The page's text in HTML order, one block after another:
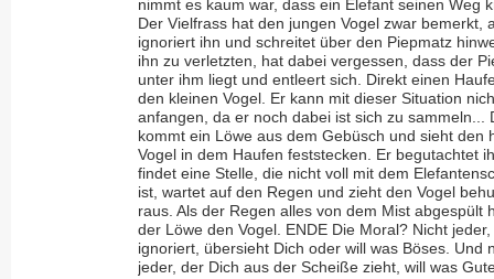
nimmt es kaum war, dass ein Elefant seinen Weg
Der Vielfrass hat den jungen Vogel zwar bemerkt,
ignoriert ihn und schreitet über den Piepmatz
ihn zu verletzten, hat dabei vergessen, dass der
unter ihm liegt und entleert sich. Direkt einen
den kleinen Vogel. Er kann mit dieser Situation
anfangen, da er noch dabei ist sich zu sammeln...
kommt ein Löwe aus dem Gebüsch und sieht den
Vogel in dem Haufen feststecken. Er begutachtet
findet eine Stelle, die nicht voll mit dem
ist, wartet auf den Regen und zieht den Vogel
raus. Als der Regen alles von dem Mist abgespült
der Löwe den Vogel. ENDE Die Moral? Nicht
ignoriert, übersieht Dich oder will was Böses. Und
jeder, der Dich aus der Scheiße zieht, will was